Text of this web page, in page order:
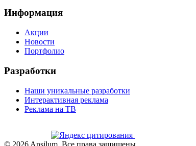
Информация
Акции
Новости
Портфолио
Разработки
Наши уникальные разработки
Интерактивная реклама
Реклама на ТВ
© 2026 Ansilum. Все права защищены.